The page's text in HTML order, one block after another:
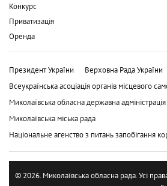
Конкурс
Приватизація
Оренда
Президент України Верховна Рада України
Всеукраїнська асоціація органів місцевого
Миколаївська обласна державна адміністрація
Миколаївська міська рада
Національне агенство з питань запобігання
© 2026. Миколаївська обласна рада. Усі